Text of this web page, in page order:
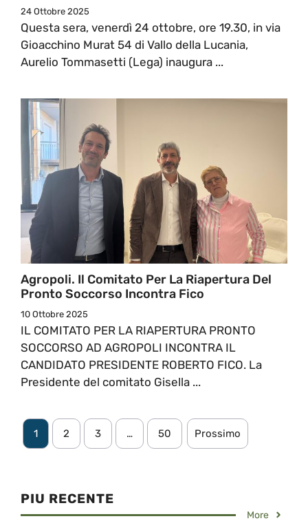
24 Ottobre 2025
Questa sera, venerdì 24 ottobre, ore 19.30, in via
Gioacchino Murat 54 di Vallo della Lucania,
Aurelio Tommasetti (Lega) inaugura ...
Agropoli. Il Comitato Per La Riapertura Del
Pronto Soccorso Incontra Fico
10 Ottobre 2025
IL COMITATO PER LA RIAPERTURA PRONTO
SOCCORSO AD AGROPOLI INCONTRA IL
CANDIDATO PRESIDENTE ROBERTO FICO. La
Presidente del comitato Gisella ...
1 2 3 … 50 Prossimo
PIU RECENTE
More